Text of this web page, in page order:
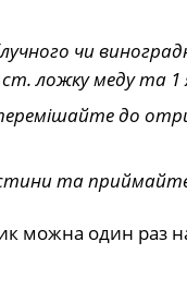
чи
ст. ложку меду та
до
та
можна один раз